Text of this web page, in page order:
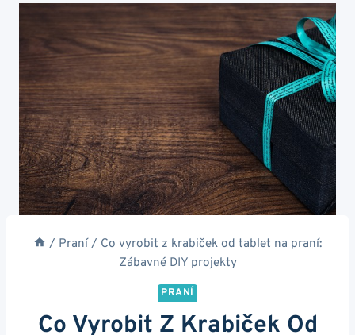
/ Praní / Co vyrobit z krabiček od tablet na praní:
Zábavné DIY projekty
PRANÍ
Co Vyrobit Z Krabiček Od